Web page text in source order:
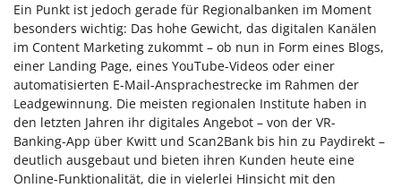
Ein Punkt ist jedoch gerade für Regionalbanken im Moment
besonders wichtig: Das hohe Gewicht, das digitalen Kanälen
im Content Marketing zukommt – ob nun in Form eines Blogs,
einer Landing Page, eines YouTube-Videos oder einer
automatisierten E-Mail-Ansprachestrecke im Rahmen der
Leadgewinnung. Die meisten regionalen Institute haben in
den letzten Jahren ihr digitales Angebot – von der VR-
Banking-App über Kwitt und Scan2Bank bis hin zu Paydirekt –
deutlich ausgebaut und bieten ihren Kunden heute eine
Online-Funktionalität, die in vielerlei Hinsicht mit den